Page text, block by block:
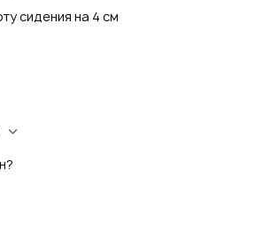
сидения на 4 см